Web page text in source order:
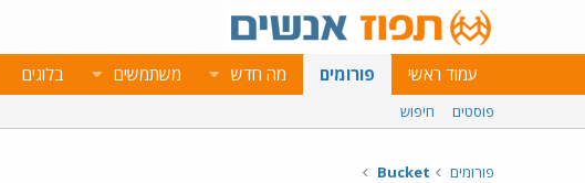
עמוד ראשי פורומים מה חדש משתמשים בלוגים
פוסטים חיפוש
פורומים Bucket